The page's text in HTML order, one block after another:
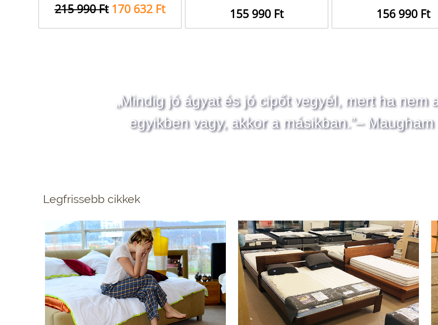
215 990 Ft 170 632 Ft 155 990 Ft 156 990 Ft
„Mindig jó ágyat és jó cipőt vegyél, mert ha nem
egyikben vagy, akkor a másikban.”– Maugham
Legfrissebb cikkek